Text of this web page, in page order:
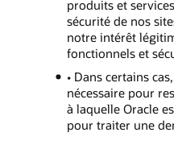
produits et
sécurité de nos
notre intérêt
fonctionnels et
• Dans certains
nécessaire pour
à laquelle Oracle
pour traiter une